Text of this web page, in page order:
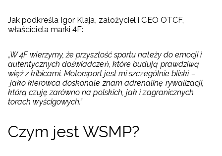
Jak podkreśla Igor Klaja, założyciel i CEO OTCF,
właściciela marki 4F:
„W 4F wierzymy, że przyszłość sportu należy do emocji i
autentycznych doświadczeń, które budują prawdziwą
więź z kibicami. Motorsport jest mi szczególnie bliski –
jako kierowca doskonale znam adrenalinę rywalizacji,
którą czuję zarówno na polskich, jak i zagranicznych
torach wyścigowych.”
Czym jest WSMP?